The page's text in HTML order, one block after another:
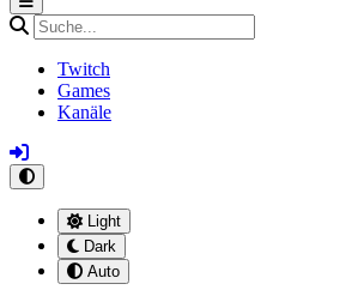
Twitch
Games
Kanäle
Light
Dark
Auto